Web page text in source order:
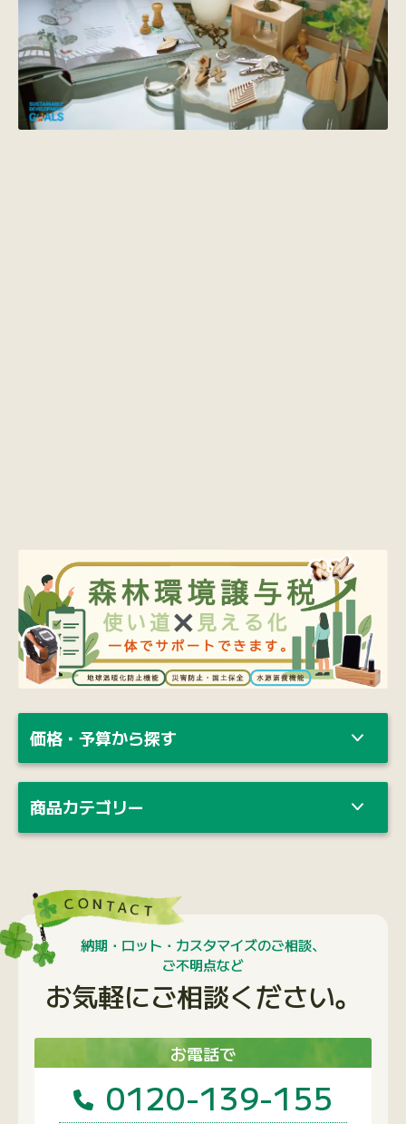
商品カテゴリー
納期・ロット・カスタマイズのご相談、
ご不明点など
お気軽にご相談ください。
携帯電話の方はこちらから
03-6453-0650
受付時間：月〜金 9：00〜18：00
メールで
問い合わせフォームへ